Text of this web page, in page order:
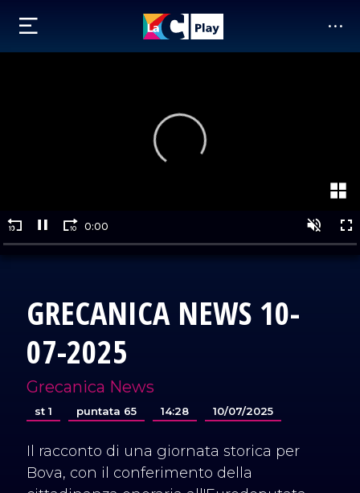
GRECANICA NEWS 10-
07-2025
Grecanica News
st 1 puntata 65 14:28 10/07/2025
Il racconto di una giornata storica per
Bova, con il conferimento della